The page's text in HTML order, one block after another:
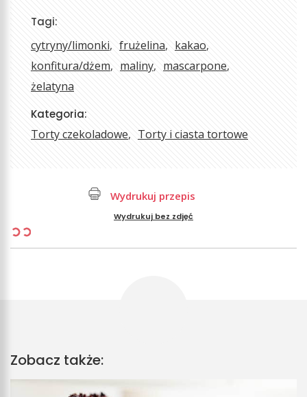
Tagi:
cytryny/limonki frużelina
kakao
konfitura/dżem
maliny
mascarpone
żelatyna
Kategoria:
Torty czekoladowe Torty i ciasta tortowe
Wydrukuj przepis
Wydrukuj bez zdjęć
Zobacz także: